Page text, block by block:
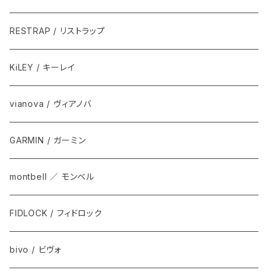
RESTRAP / リストラップ
KiLEY / キーレイ
vianova / ヴィアノバ
GARMIN / ガーミン
montbell ／ モンベル
FIDLOCK / フィドロック
bivo / ビヴォ